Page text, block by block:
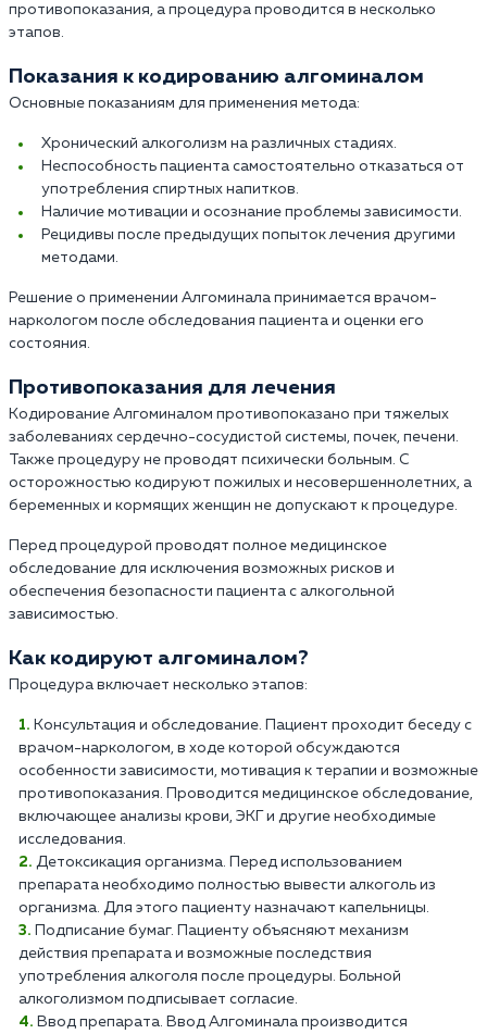
противопоказания, а процедура проводится в несколько
этапов.
Показания к кодированию алгоминалом
Основные показаниям для применения метода:
Хронический алкоголизм на различных стадиях.
Неспособность пациента самостоятельно отказаться от
употребления спиртных напитков.
Наличие мотивации и осознание проблемы зависимости.
Рецидивы после предыдущих попыток лечения другими
методами.
Решение о применении Алгоминала принимается врачом-
наркологом после обследования пациента и оценки его
состояния.
Противопоказания для лечения
Кодирование Алгоминалом противопоказано при тяжелых
заболеваниях сердечно-сосудистой системы, почек, печени.
Также процедуру не проводят психически больным. С
осторожностью кодируют пожилых и несовершеннолетних, а
беременных и кормящих женщин не допускают к процедуре.
Перед процедурой проводят полное медицинское
обследование для исключения возможных рисков и
обеспечения безопасности пациента с алкогольной
зависимостью.
Как кодируют алгоминалом?
Процедура включает несколько этапов:
Консультация и обследование. Пациент проходит беседу с
врачом-наркологом, в ходе которой обсуждаются
особенности зависимости, мотивация к терапии и возможные
противопоказания. Проводится медицинское обследование,
включающее анализы крови, ЭКГ и другие необходимые
исследования.
Детоксикация организма. Перед использованием
препарата необходимо полностью вывести алкоголь из
организма. Для этого пациенту назначают капельницы.
Подписание бумаг. Пациенту объясняют механизм
действия препарата и возможные последствия
употребления алкоголя после процедуры. Больной
алкоголизмом подписывает согласие.
Ввод препарата. Ввод Алгоминала производится